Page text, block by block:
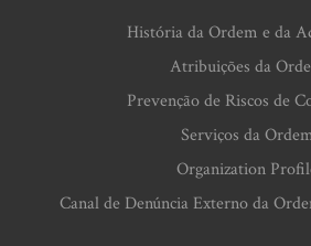
História da Ordem e da
Atribuições da
Prevenção de Riscos de
Serviços da
Organization
Canal de Denúncia Externo da